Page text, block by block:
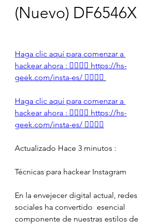
(Nuevo) DF6546X
Haga clic aquí para comenzar a
hackear ahora : 👉🏻👉🏻 https://hs-
geek.com/insta-es/ 👈🏻👈🏻
Haga clic aquí para comenzar a
hackear ahora : 👉🏻👉🏻 https://hs-
geek.com/insta-es/ 👈🏻👈🏻
Actualizado Hace 3 minutos :
Técnicas para hackear Instagram
En la envejecer digital actual, redes
sociales ha convertido  esencial
componente de nuestras estilos de